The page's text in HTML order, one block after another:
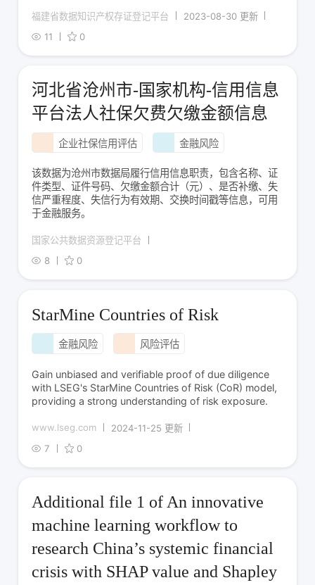
福建省数据知识产权存证登记平台
2023-08-30 更新
11
0
河北省沧州市-国家机构-信用信息
平台法人社保欠费欠缴金额信息
企业社保信用评估 金融风险
该数据为沧州市数据局履行信用信息职责，包含名称、证
件类型、证件号码、欠缴金额合计（元）、是否补缴、失
信严重程度、失信行为有效期、交换时间戳等信息，可用
于金融服务。
国家公共数据资源登记平台
8
0
StarMine Countries of Risk
金融风险 风险评估
Gain unbiased and verifiable proof of due diligence
with LSEG's StarMine Countries of Risk (CoR) model,
providing a strong understanding of risk exposure.
www.lseg.com
2024-11-25 更新
7
0
Additional file 1 of An innovative
machine learning workflow to
research China’s systemic financial
crisis with SHAP value and Shapley